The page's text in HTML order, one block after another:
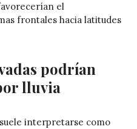
el
frontales hacia latitudes
podrían
lluvia
interpretarse como